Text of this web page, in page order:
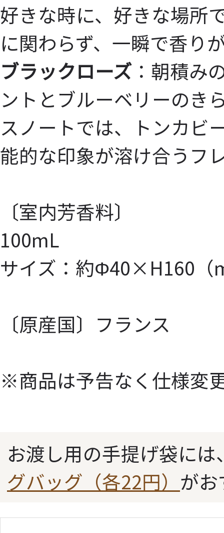
好きな時に、好きな場所
に関わらず、一瞬で香り
ブラックローズ ：朝積み
ントとブルーベリーのき
スノートでは、トンカビ
能的な印象が溶け合うフ
〔室内芳香料〕
100mL
サイズ：約Φ40×H160（
〔原産国〕フランス
※商品は予告なく仕様変
お渡し用の手提げ袋には
グバッグ（各22円） が